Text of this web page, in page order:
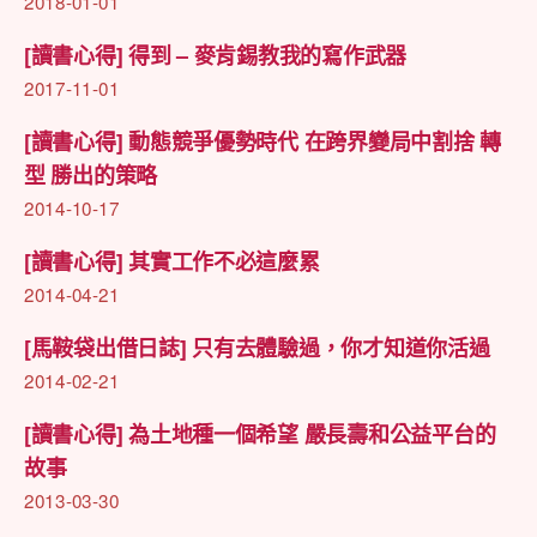
[讀書心得] 得到 – 麥肯錫教我的寫作武器
2017-11-01
[讀書心得] 動態競爭優勢時代 在跨界變局中割捨 轉
型 勝出的策略
2014-10-17
[讀書心得] 其實工作不必這麼累
2014-04-21
[馬鞍袋出借日誌] 只有去體驗過，你才知道你活過
2014-02-21
[讀書心得] 為土地種一個希望 嚴長壽和公益平台的
故事
2013-03-30